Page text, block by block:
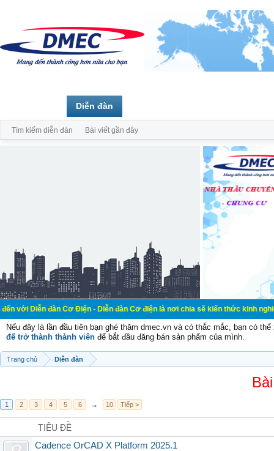
đàn Cơ Điện - Diễn đàn Cơ điện là nơi chia sẽ kiến thức kinh nghiệm
Nếu đây là lần đầu tiên bạn ghé thăm dmec.vn và có thắc mắc, bạn có
để trở thành thành viên để bắt đầu đăng bán sản phẩm của mình.
Trang chủ Diễn đàn
1 2 3 4 5 6 → 10 Tiếp >
TIÊU ĐỀ
Cadence OrCAD X Platform 2025.1
Diễn đàn
Tìm kiếm diễn đàn Bài viết gần đây